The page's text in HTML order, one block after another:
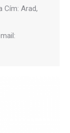
Cím: Arad,